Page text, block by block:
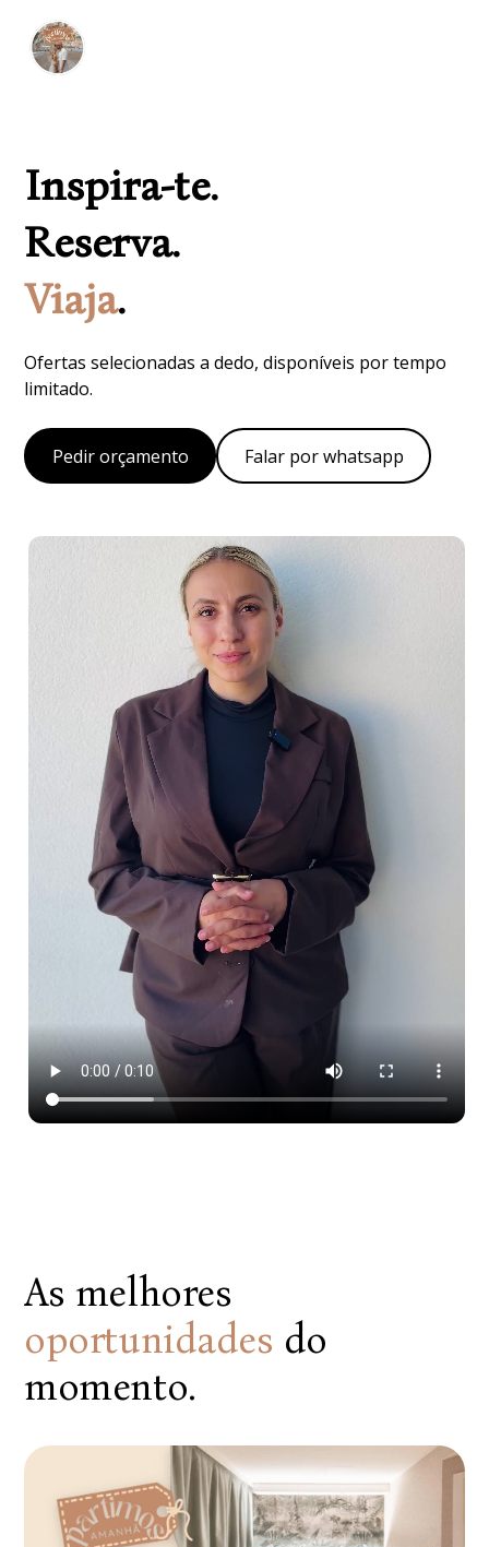
Inspira-te.
Reserva.
Viaja.
Ofertas selecionadas a dedo, disponíveis por tempo
limitado.
Pedir orçamento Falar por whatsapp
As melhores
oportunidades do
momento.